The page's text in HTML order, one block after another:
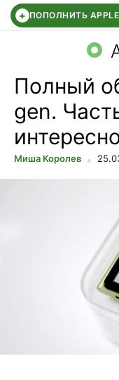
+ ПОПОЛНИТЬ APPLE
СБЕР КИДС
Полный
gen.
Миша Королев